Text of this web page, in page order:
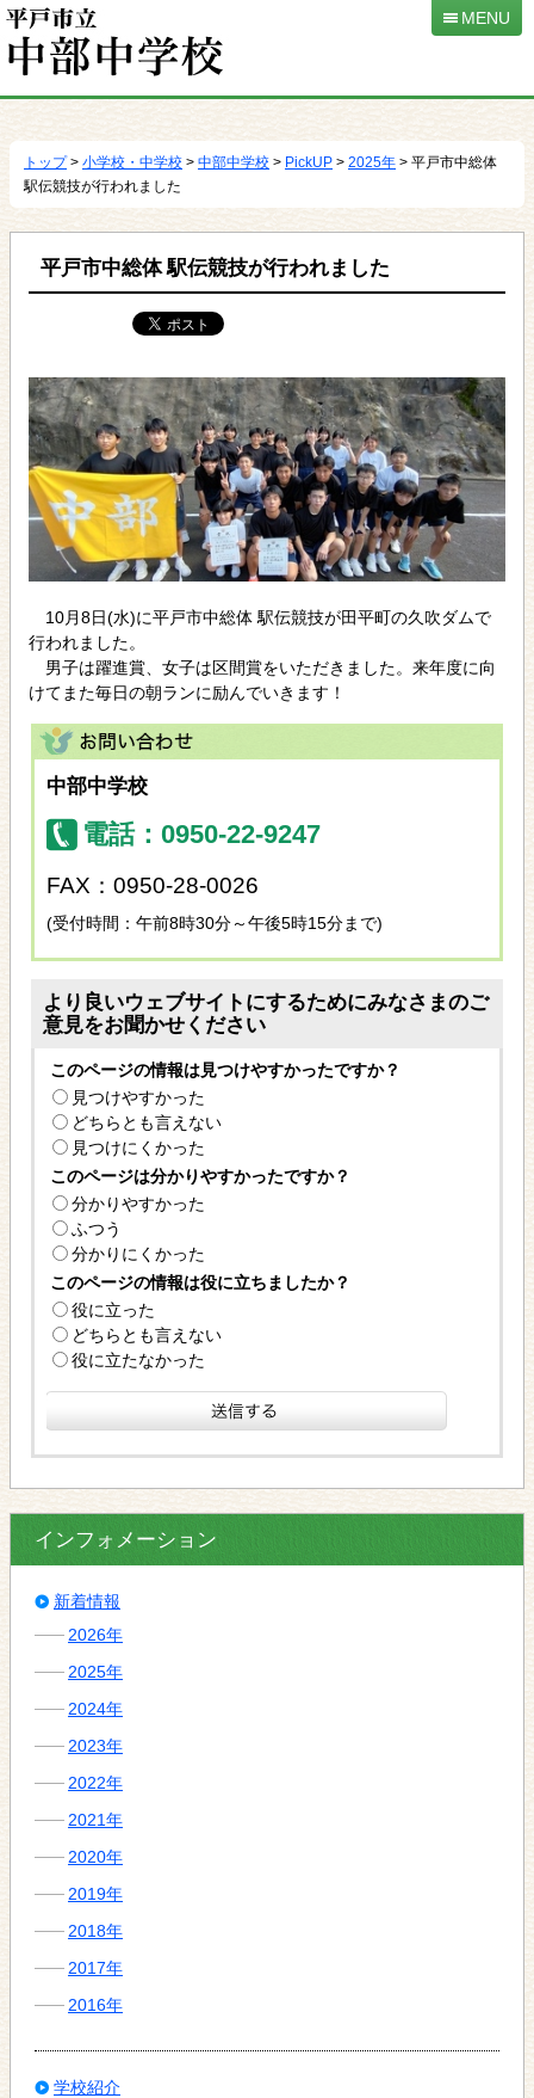
動
MENU
トップ> 小学校・中学校 > 中部中学校 > PickUP > 2025年 > 平戸市中総体
駅伝競技が行われました
平戸市中総体 駅伝競技が行われました
10月8日(水)に平戸市中総体 駅伝競技が田平町の久吹ダムで
行われました。
男子は躍進賞、女子は区間賞をいただきました。来年度に向
けてまた毎日の朝ランに励んでいきます！
中部中学校
電話：0950-22-9247
FAX：0950-28-0026
(受付時間：午前8時30分～午後5時15分まで)
より良いウェブサイトにするためにみなさまのご
意見をお聞かせください
このページの情報は見つけやすかったですか？
見つけやすかった
どちらとも言えない
見つけにくかった
このページは分かりやすかったですか？
分かりやすかった
ふつう
分かりにくかった
このページの情報は役に立ちましたか？
役に立った
どちらとも言えない
役に立たなかった
インフォメーション
新着情報
2026年
2025年
2024年
2023年
2022年
2021年
2020年
2019年
2018年
2017年
2016年
学校紹介